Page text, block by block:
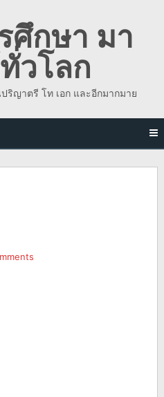
ศึกษา มา
วโลก
ญาตรี โท เอก และอีกมากมาย